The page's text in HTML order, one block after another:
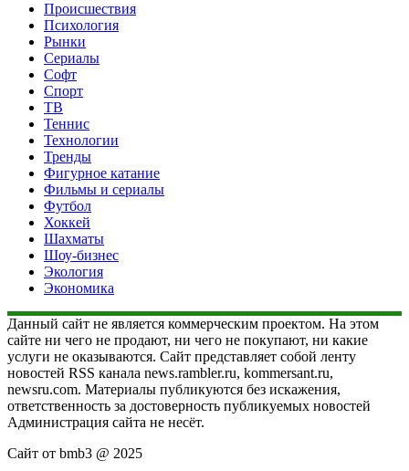
Происшествия
Психология
Рынки
Сериалы
Софт
Спорт
ТВ
Теннис
Технологии
Тренды
Фигурное катание
Фильмы и сериалы
Футбол
Хоккей
Шахматы
Шоу-бизнес
Экология
Экономика
Данный сайт не является коммерческим проектом. На этом
сайте ни чего не продают, ни чего не покупают, ни какие
услуги не оказываются. Сайт представляет собой ленту
новостей RSS канала news.rambler.ru, kommersant.ru,
newsru.com. Материалы публикуются без искажения,
ответственность за достоверность публикуемых новостей
Администрация сайта не несёт.
Сайт от bmb3 @ 2025